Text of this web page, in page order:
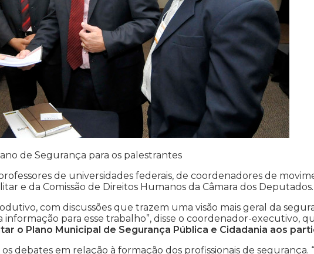
de Segurança para os palestrantes
de universidades federais, de coordenadores de
e da Comissão de Direitos Humanos da Câmara dos Deputados.
com discussões que trazem uma visão mais geral da
para esse trabalho”, disse o coordenador-executivo,
o Plano Municipal de Segurança Pública e Cidadania aos
debates em relação à formação dos profissionais de segurança.